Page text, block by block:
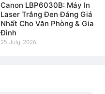
Canon LBP6030B: Máy In
Laser Trắng Đen Đáng Giá
Nhất Cho Văn Phòng & Gia
Đình
25 July, 2026